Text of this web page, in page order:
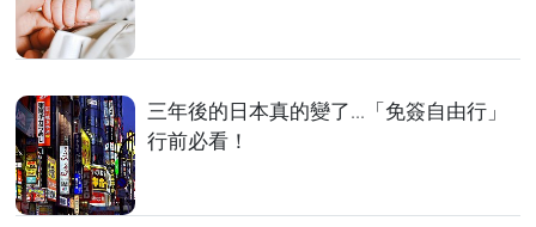
三年後的日本真的變了...「免簽自由行」
行前必看！